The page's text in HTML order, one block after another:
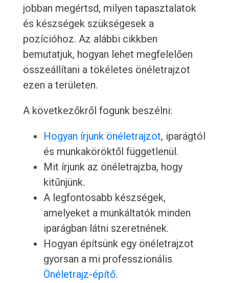
jobban megértsd, milyen tapasztalatok
és készségek szükségesek a
pozícióhoz. Az alábbi cikkben
bemutatjuk, hogyan lehet megfelelően
összeállítani a tökéletes önéletrajzot
ezen a területen.
A következőkről fogunk beszélni:
Hogyan írjunk önéletrajzot, iparágtól
és munkaköröktől függetlenül.
Mit írjunk az önéletrajzba, hogy
kitűnjünk.
A legfontosabb készségek,
amelyeket a munkáltatók minden
iparágban látni szeretnének.
Hogyan építsünk egy önéletrajzot
gyorsan a mi professzionális
Önéletrajz-építő.